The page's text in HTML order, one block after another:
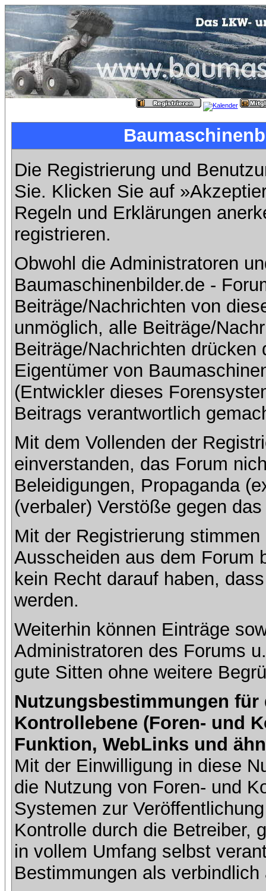
Die Registrierung und
Sie. Klicken Sie auf
Regeln und Erklärungen
registrieren.
Obwohl die Administratoren
Baumaschinenbilder.de -
Beiträge/Nachrichten von
unmöglich, alle Beiträge/
Beiträge/Nachrichten
Eigentümer von
(Entwickler dieses
Beitrags verantwortlich
Mit dem Vollenden der
einverstanden, das Forum
Beleidigungen, Propaganda
(verbaler) Verstöße gegen
Mit der Registrierung
Ausscheiden aus dem Forum
kein Recht darauf haben,
werden.
Weiterhin können Einträge
Administratoren des Forums
gute Sitten ohne weitere
Nutzungsbestimmungen
Kontrollebene (Foren- und
Funktion, WebLinks und
Mit der Einwilligung in diese
die Nutzung von Foren- und
Systemen zur
Kontrolle durch die Betreiber,
in vollem Umfang selbst
Bestimmungen als verbindlich